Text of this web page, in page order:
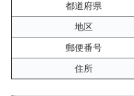
都道府県
地区
郵便番号
住所